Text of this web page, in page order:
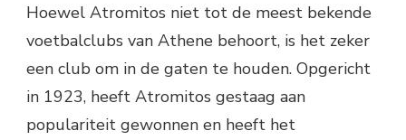
Hoewel Atromitos niet tot de meest bekende
voetbalclubs van Athene behoort, is het zeker
een club om in de gaten te houden. Opgericht
in 1923, heeft Atromitos gestaag aan
populariteit gewonnen en heeft het